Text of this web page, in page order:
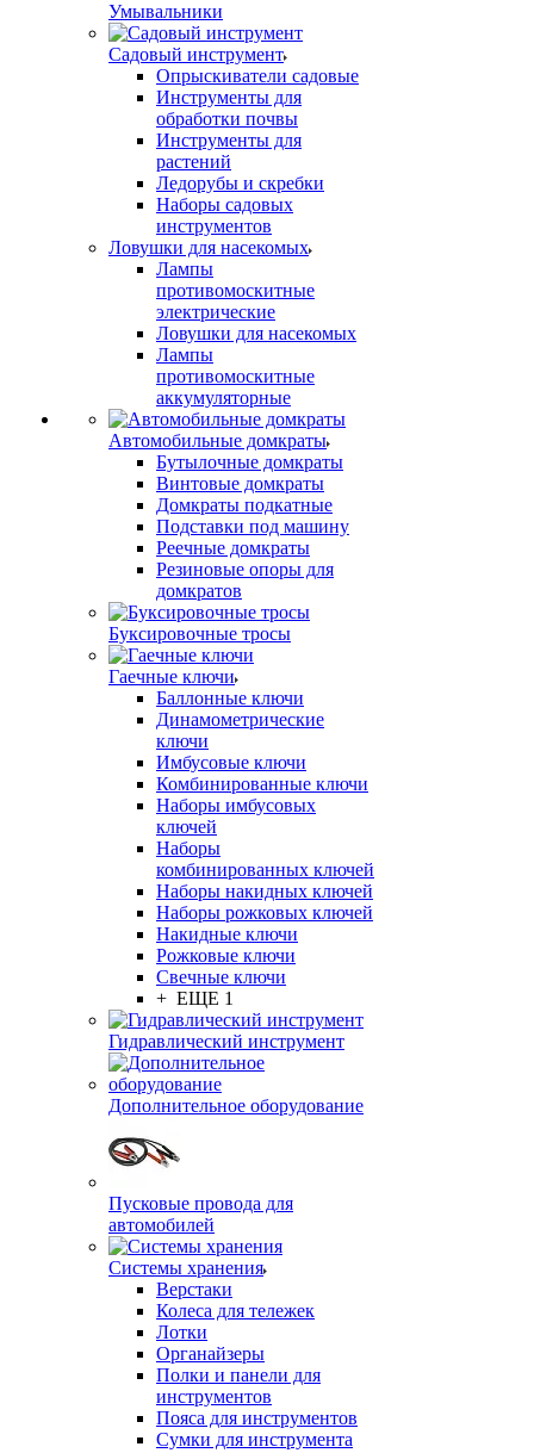
Умывальники
Садовый инструмент
Опрыскиватели садовые
Инструменты для
обработки почвы
Инструменты для
растений
Ледорубы и скребки
Наборы садовых
инструментов
Ловушки для насекомых
Лампы
противомоскитные
электрические
Ловушки для насекомых
Лампы
противомоскитные
аккумуляторные
Автомобильные домкраты
Бутылочные домкраты
Винтовые домкраты
Домкраты подкатные
Подставки под машину
Реечные домкраты
Резиновые опоры для
домкратов
Буксировочные тросы
Гаечные ключи
Баллонные ключи
Динамометрические
ключи
Имбусовые ключи
Комбинированные ключи
Наборы имбусовых
ключей
Наборы
комбинированных ключей
Наборы накидных ключей
Наборы рожковых ключей
Накидные ключи
Рожковые ключи
Свечные ключи
+ ЕЩЕ 1
Гидравлический инструмент
Дополнительное оборудование
Пусковые провода для
автомобилей
Системы хранения
Верстаки
Колеса для тележек
Лотки
Органайзеры
Полки и панели для
инструментов
Пояса для инструментов
Сумки для инструмента